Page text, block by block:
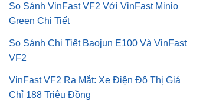
So Sánh VinFast VF2 Với VinFast Minio
Green Chi Tiết
So Sánh Chi Tiết Baojun E100 Và VinFast
VF2
VinFast VF2 Ra Mắt: Xe Điện Đô Thị Giá
Chỉ 188 Triệu Đồng